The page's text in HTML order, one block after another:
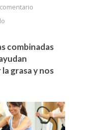
combinadas
grasa y nos